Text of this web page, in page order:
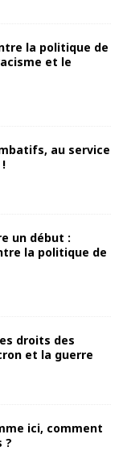
la politique de
et le
au service
un début :
la politique de
droits des
et la guerre
ici, comment
?